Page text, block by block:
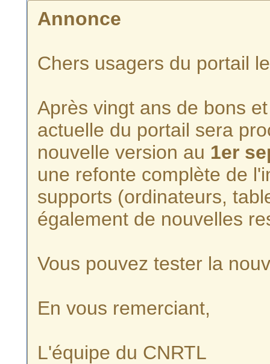
Annonce
Chers usagers du portail
Après vingt ans de bons
actuelle du portail sera
nouvelle version au 1er
une refonte complète de
supports (ordinateurs,
également de nouvelles
Vous pouvez tester la
En vous remerciant,
L'équipe du CNRTL